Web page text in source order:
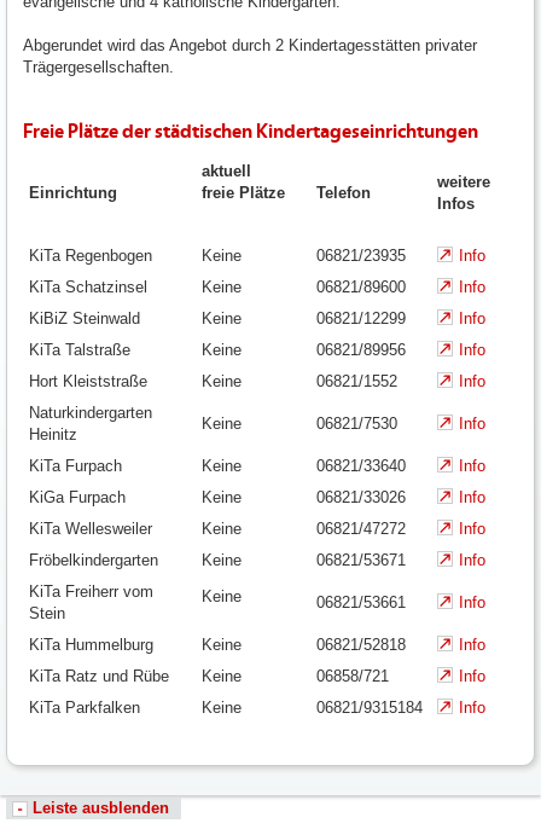
Abgerundet wird das Angebot durch 2 Kindertagesstätten privater
Trägergesellschaften.
Freie Plätze der städtischen Kindertageseinrichtungen
Einrichtung
aktuell
freie Plätze
Telefon
weitere
Infos
KiTa Regenbogen Keine 06821/23935
Info
KiTa Schatzinsel
Keine 06821/89600
Info
KiBiZ Steinwald
Keine 06821/12299
Info
KiTa Talstraße
Keine 06821/89956
Info
Hort Kleiststraße
Keine 06821/1552
Info
Naturkindergarten
Heinitz
Keine 06821/7530 Info
KiTa Furpach Keine 06821/33640
Info
KiGa Furpach
Keine 06821/33026
Info
KiTa Wellesweiler
Keine 06821/47272
Info
Fröbelkindergarten
Keine 06821/53671
Info
KiTa Freiherr vom
Stein
Keine 06821/53661 Info
KiTa Hummelburg Keine 06821/52818
Info
KiTa Ratz und Rübe
Keine 06858/721
Info
KiTa Parkfalken
Keine 06821/9315184 Info
Leiste ausblenden